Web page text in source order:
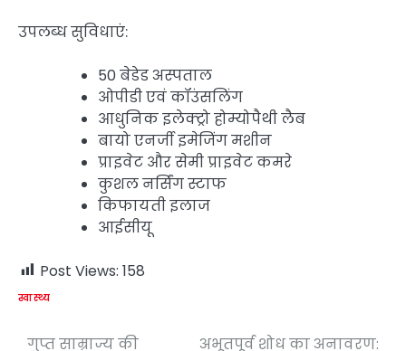
उपलब्ध सुविधाएं:
50 बेडेड अस्पताल
ओपीडी एवं कॉउंसलिंग
आधुनिक इलेक्ट्रो होम्योपैथी लैब
बायो एनर्जी इमेजिंग मशीन
प्राइवेट और सेमी प्राइवेट कमरे
कुशल नर्सिंग स्टाफ
किफायती इलाज
आईसीयू
Post Views: 158
स्वास्थ्य
गुप्त साम्राज्य की अभूतपूर्व शोध का अनावरण: